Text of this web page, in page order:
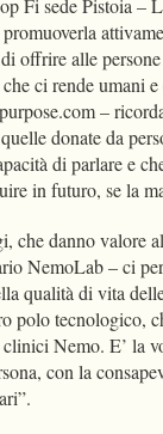
Fi sede Pistoia –
offrire alle
ci rende umani
–
donate da
di parlare e
in futuro, se la
che danno valore
NemoLab – ci
qualità di vita
polo tecnologico,
Nemo. E’ la
con la